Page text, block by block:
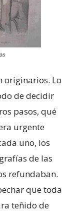
originarios. Lo
de decidir
pasos, qué
urgente
uno, los
de las
refundaban.
que toda
teñido de